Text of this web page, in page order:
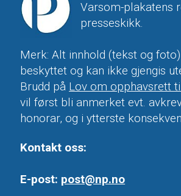
Varsom-plakatens
presseskikk.
Merk: Alt innhold (tekst og
beskyttet og kan ikke gjengis
Brudd på Lov om opphavsrett
vil først bli anmerket evt.
honorar, og i ytterste
Kontakt oss:
E-post: post@np.no